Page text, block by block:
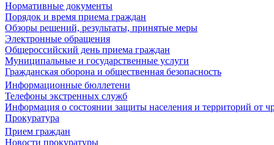
Нормативные документы
Порядок и время приема граждан
Обзоры решений, результаты, принятые меры
Электронные обращения
Общероссийский день приема граждан
Муниципальные и государственные услуги
Гражданская оборона и общественная безопасность
Информационные бюллетени
Телефоны экстренных служб
Информация о состоянии защиты населения и территорий от
Прокуратура
Прием граждан
Новости прокуратуры